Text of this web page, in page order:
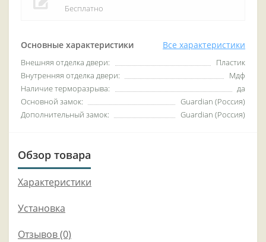
Основные характеристики Все характеристики
Внешняя отделка двери:
Пластик
Внутренняя отделка двери:
Мдф
Наличие терморазрыва:
да
Основной замок:
Guardian (Россия)
Дополнительный замок:
Guardian (Россия)
Бесплатно
Обзор товара
Характеристики
Установка
Отзывов (0)